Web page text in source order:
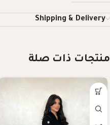
Shipping & Delivery
منتجات ذات صلة